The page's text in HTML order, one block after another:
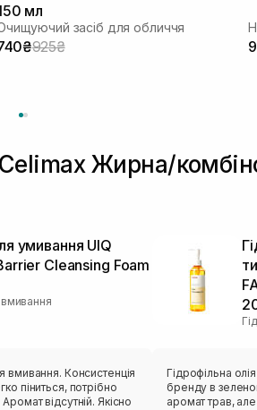
мл
засіб для обличчя
925₴
Жирна/
умивання UIQ
Cleansing Foam
вмивання
Консистенція
піниться, потрібно
Гідрофільна
бренду в
аромат трав,